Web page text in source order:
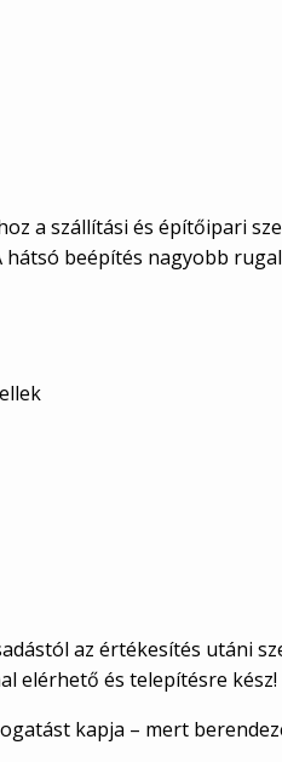
a szállítási és építőipari
beépítés nagyobb
az értékesítés utáni
elérhető és telepítésre kész!
kapja – mert